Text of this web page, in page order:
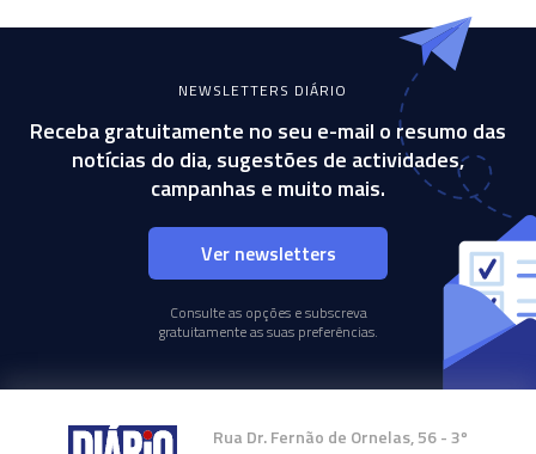
NEWSLETTERS DIÁRIO
Receba gratuitamente no seu e-mail o resumo das
notícias do dia, sugestões de actividades,
campanhas e muito mais.
Ver newsletters
Consulte as opções e subscreva
gratuitamente as suas preferências.
Rua Dr. Fernão de Ornelas, 56 - 3º